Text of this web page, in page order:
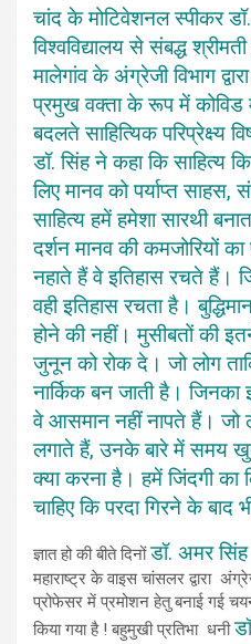
चांद के मोटिवेशनल स्पीकर
विश्वविद्यालय से संबद्ध श्रीमती
मालेगांव के अंग्रेजी विभाग
प्रमुख वक्ता के रूप में कोविड
बदलते साहित्यिक परिप्रेक्ष्य
डॉ. सिंह ने कहा कि साहित्य
लिए मानव को पर्याप्त साहस,
साहित्य हमें हमेशा सारथी
दर्शन मानव की कमजोरियों
नहाते हैं वे इतिहास रचते हैं।
वही इतिहास रचता है।
होने की नहीं। मुसीबतों की
जुनून को रोक दे। जो लोग
नार्किक बन जाती है। जिनका
वे आसमान नहीं नापते हैं। जो
लगाते हैं, उनके बारे में समय
क्या करना है। हमें जिंदगी का
चाहिए कि परदा गिरने के बाद
ज्ञात हो की बीते दिनोंडॉ. अमर
महाराष्ट्र के वाइस चांसलर द्वारा
प्रोफेसर में प्रमोशन हेतु बनाई गई
किया गया है ! बहुमुखी प्रतिभा धनी